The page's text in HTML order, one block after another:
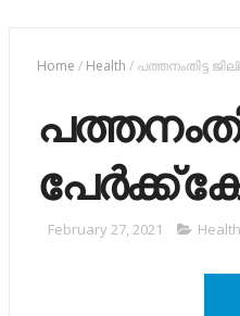
Home / Health / പത്തനംതിട്ട
പേര്‍ക്ക്
February 27, 2021 Health